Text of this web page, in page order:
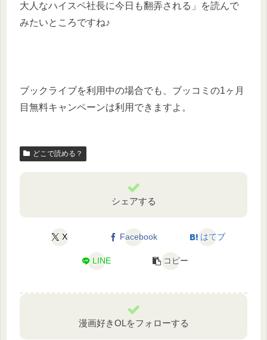
大人なハイスペ社長に今日も翻弄される」を読んで
みたいところですね♪
ブックライブを利用中の場合でも、ブッコミの1ヶ月
目無料キャンペーンは利用できますよ。
どこで読める？
シェアする
X Facebook はてブ
LINE コピー
漫画好きOLをフォローする